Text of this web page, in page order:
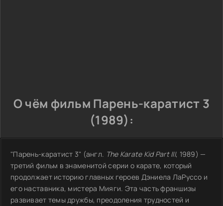
О чём фильм Парень-каратист 3
(1989):
"Парень-каратист 3" (англ. The Karate Kid Part III, 1989) —
третий фильм в знаменитой серии о карате, который
продолжает историю главных героев Дэниела ЛаРуссо и
его наставника, мистера Мияги. Эта часть франшизы
развивает темы дружбы, преодоления трудностей и